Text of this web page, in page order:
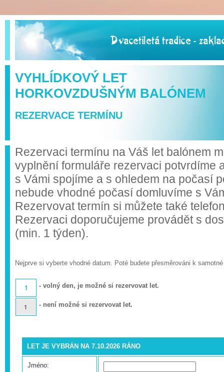
VYHLÍDKOVÝ LET
HORKOVZDUŠNÝM BALÓNEM
REZERVACE TERMÍNU
Rezervaci termínu na Váš let balónem
vyplnění formuláře rezervaci potvrdíme
s Vámi spojíme a s ohledem na počasí
nebude vhodné počasí domluvíme s
Rezervovat termín si můžete také
Rezervaci doporučujeme provádět s
(min. 1 týden).
Nejprve si vyberte vhodné datum. Poté budete přesměrováni k
- volný den, je možné si rezervovat let.
- není možné si rezervovat let.
LET JE VYBRÁN NA 7.10.2026 RÁNO
Jméno: